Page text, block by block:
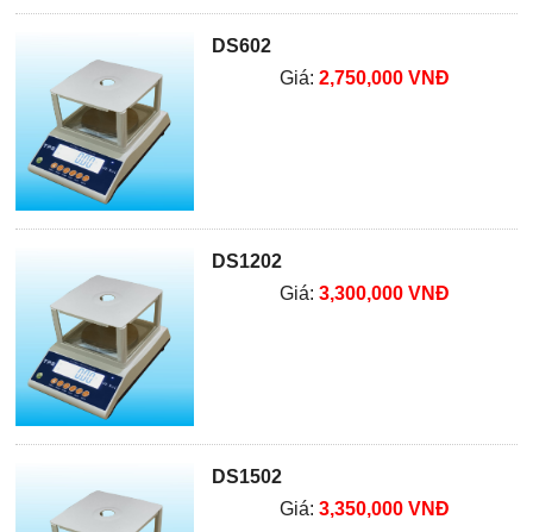
DS602
Giá: 2,750,000 VNĐ
DS1202
Giá: 3,300,000 VNĐ
DS1502
Giá: 3,350,000 VNĐ